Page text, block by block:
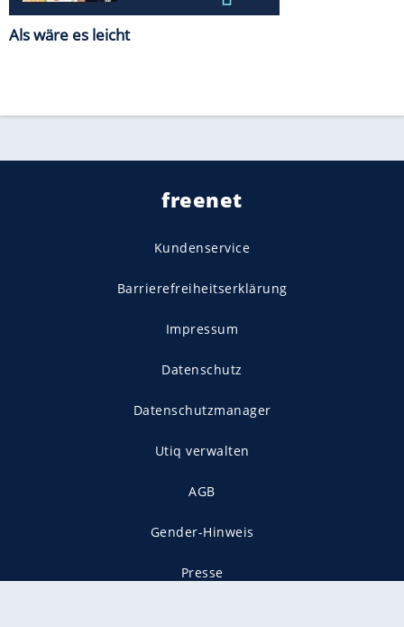
Als wäre es leicht
freenet
Kundenservice
Barrierefreiheitserklärung
Impressum
Datenschutz
Datenschutzmanager
Utiq verwalten
AGB
Gender-Hinweis
Presse